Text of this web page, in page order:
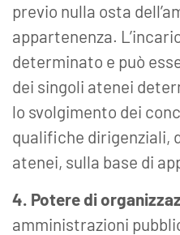
previo nulla osta
appartenenza.
determinato e può
dei singoli atenei
lo svolgimento dei
qualifiche dirigenziali,
atenei, sulla base di
4. Potere di
amministrazioni